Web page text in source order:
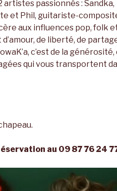
artistes passionnés : Sandka,
et Phil, guitariste-
aux influences pop, folk
de liberté, de
c’est de la générosité,
qui vous transportent
au 09 87 76 24